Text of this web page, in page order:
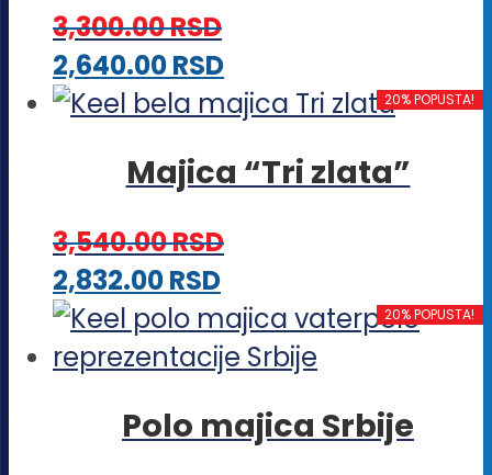
mogu
biti
izabrane
na
stranici
3,300.00RSD
2,640.00RSDOvaj
proizvod
više
Opcije
biti
izabrane
na
stranici
20% POPUSTA!
Majica “Tri zlata”
3,540.00RSD
2,832.00RSDOvaj
proizvod
ima
varijanti.
20% POPUSTA!
Polo majica Srbije